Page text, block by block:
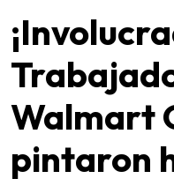
Walmart
pintaron